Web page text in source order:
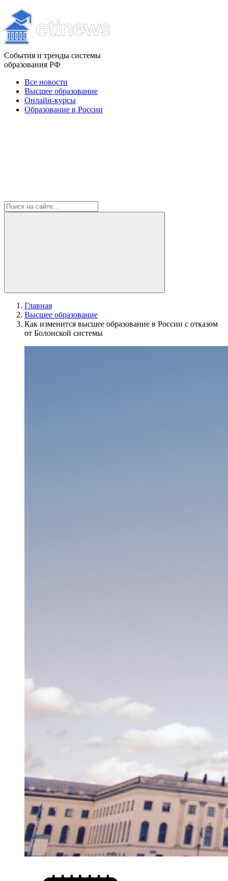
События и тренды системы
образования РФ
Все новости
Высшее образование
Онлайн-курсы
Образование в России
Главная
Высшее образование
Как изменится высшее образование в России с отказом
от Болонской системы